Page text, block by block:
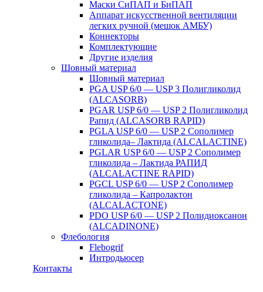
Маски СиПАП и БиПАП
Аппарат искусственной вентиляции
легких ручной (мешок АМБУ)
Коннекторы
Комплектующие
Другие изделия
Шовный материал
Шовный материал
PGA USP 6/0 — USP 3 Полигликолид
(ALCASORB)
PGAR USP 6/0 — USP 2 Полигликолид
Рапид (ALCASORB RAPID)
PGLA USP 6/0 — USP 2 Сополимер
гликолида– Лактида (ALCALACTINE)
PGLAR USP 6/0 — USP 2 Сополимер
гликолида – Лактида РАПИД
(ALCALACTINE RAPID)
PGCL USP 6/0 — USP 2 Сополимер
гликолида – Капролактон
(ALCALACTONE)
PDO USP 6/0 — USP 2 Полидиоксанон
(ALCADINONE)
Флебология
Flebogrif
Интродьюсер
Контакты